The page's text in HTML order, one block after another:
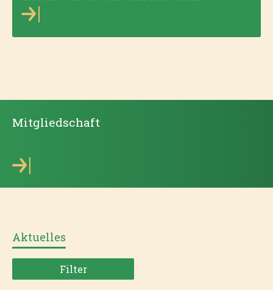
Mitgliedschaft
Aktuelles
Filter